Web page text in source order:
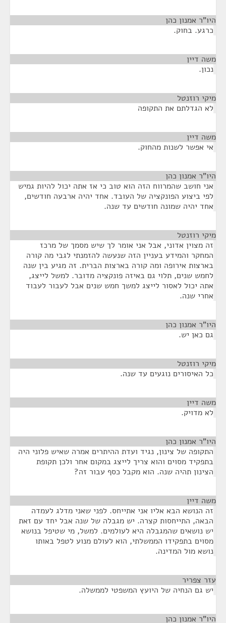
היו"ר אמנון כהן
כרגע. בחוק.
משה דיין
נכון.
מיקי רוזנטל
לא הגדלתם את התקופה
משה דיין
אי אפשר לשנות מהחוק.
היו"ר אמנון כהן
אני חושב שהמרווח הזה הוא טוב כי אז אתה יכול להיות גמיש
לפי ביצוע הפונקציה של העובד. אחד יהיה ארבעה חודשים,
אחד יהיה שמונה חודשים עד שנה.
מיקי רוזנטל
זה מצוין אדוני, אבל אני אומר לך שיש מסמך של מרכז
המחקר והמידע בעניין הזה שנעשה להזמנתי לגבי מה קורה
בארצות אירופה ומה קורה בארצות הברית. זה מגיע בין שנה
לחמש שנים, תלוי גם באיזה פונקציה מדובר. למשל לייצג,
אתה יכול לאסור לייצג למשך חמש שנים אבל לעבור לעבוד
אחרי שנה.
היו"ר אמנון כהן
גם כאן יש.
מיקי רוזנטל
כל האיסורים נוגעים עד שנה.
משה דיין
לא מדויק.
היו"ר אמנון כהן
התקופה של צינון, נגיד ועדת ההיתרים אמרה שאיש פלוני היה
בתפקיד מסוים והוא צריך לייצג במקום אחר ולכן תקופת
הצינון תהיה שנה. הוא מקבל כסף עבור זה?
משה דיין
זה הנושא הבא אליו אני אתייחס. לפני שאני מדלג לעמדה
הבאה, התייחסות קצרה. יש מגבלה של שנה אבל יחד עם זאת
יש נושאים שהמגבלה היא לעולמים. למשל, מי שטיפל בנושא
מסוים בתפקידו הממשלתי, הוא לעולם מנוע לטפל באותו
נושא מול המדינה.
עזר צפריר
יש גם הנחיה של היועץ המשפטי לממשלה.
היו"ר אמנון כהן